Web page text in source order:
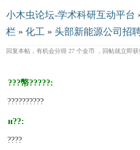
小木虫论坛-学术科研互动平台
栏 » 化工 » 头部新能源公司招
回复本帖，有机会分得 27 个金币 ，回帖就立即
???幤?????:
??????????
н??:
????